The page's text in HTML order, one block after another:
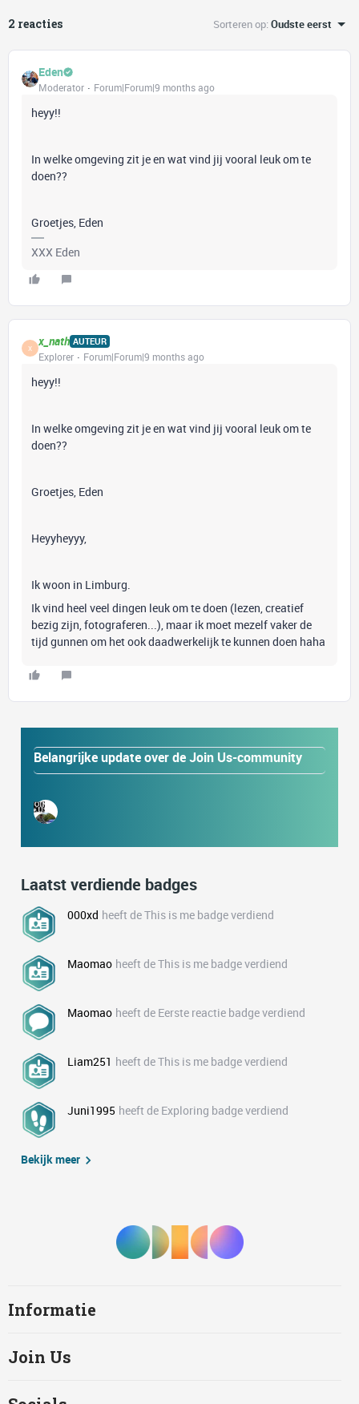
2 reacties Sorteren op:Oudste eerst
Eden
Moderator Forum|Forum|9 months ago
heyy!!
In welke omgeving zit je en wat vind jij vooral leuk om te
doen??
Groetjes, Eden
XXX Eden
X x_nath AUTEUR
Explorer Forum|Forum|9 months ago
heyy!!
In welke omgeving zit je en wat vind jij vooral leuk om te
doen??
Groetjes, Eden
Heyyheyyy,
Ik woon in Limburg.
Ik vind heel veel dingen leuk om te doen (lezen, creatief
bezig zijn, fotograferen...), maar ik moet mezelf vaker de
tijd gunnen om het ook daadwerkelijk te kunnen doen haha
Belangrijke update over de Join Us-community
Laatst verdiende badges
000xd heeft de This is me badge verdiend
Maomao heeft de This is me badge verdiend
Maomao heeft de Eerste reactie badge verdiend
Liam251 heeft de This is me badge verdiend
Juni1995 heeft de Exploring badge verdiend
Bekijk meer
Informatie
Join Us